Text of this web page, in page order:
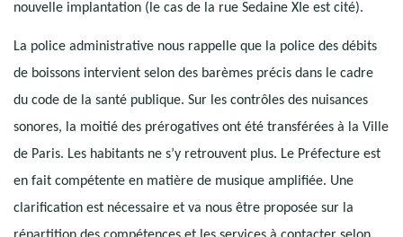
nouvelle implantation (le cas de la rue Sedaine XIe est cité).
La police administrative nous rappelle que la police des débits
de boissons intervient selon des barèmes précis dans le cadre
du code de la santé publique. Sur les contrôles des nuisances
sonores, la moitié des prérogatives ont été transférées à la Ville
de Paris. Les habitants ne s’y retrouvent plus. Le Préfecture est
en fait compétente en matière de musique amplifiée. Une
clarification est nécessaire et va nous être proposée sur la